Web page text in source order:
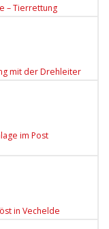
– Tierrettung
mit der Drehleiter
im Post
in Vechelde